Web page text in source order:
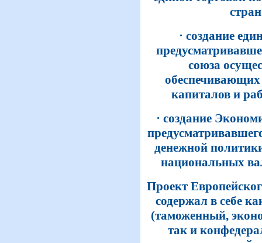
· создание
союза
обеспечивающих
капиталов и
· создание
денежной
национальных
Проект
содержал в себе
(таможенный,
так и